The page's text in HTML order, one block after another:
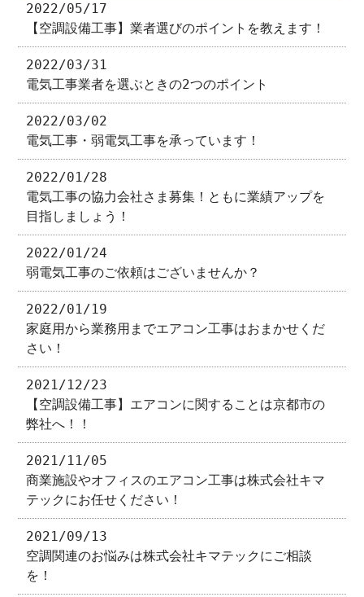
2022/05/17
【空調設備工事】業者選びのポイントを教えます！
2022/03/31
電気工事業者を選ぶときの2つのポイント
2022/03/02
電気工事・弱電気工事を承っています！
2022/01/28
電気工事の協力会社さま募集！ともに業績アップを
目指しましょう！
2022/01/24
弱電気工事のご依頼はございませんか？
2022/01/19
家庭用から業務用までエアコン工事はおまかせくだ
さい！
2021/12/23
【空調設備工事】エアコンに関することは京都市の
弊社へ！！
2021/11/05
商業施設やオフィスのエアコン工事は株式会社キマ
テックにお任せください！
2021/09/13
空調関連のお悩みは株式会社キマテックにご相談
を！